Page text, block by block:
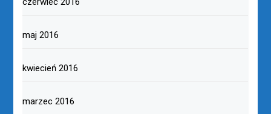
maj 2016
kwiecień 2016
marzec 2016